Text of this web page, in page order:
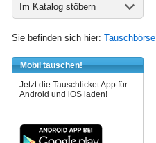
Im Katalog stöbern
Sie befinden sich hier: Tauschbörse
Mobil tauschen!
Jetzt die Tauschticket App für
Android und iOS laden!